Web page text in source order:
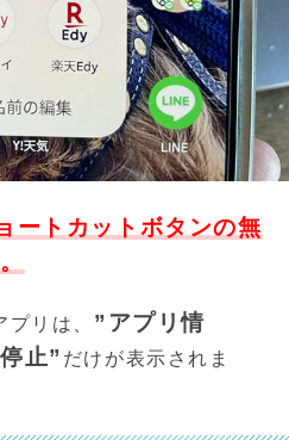
ートカットボタンの無
リは、 ”アプリ情
止” だけが表示されま